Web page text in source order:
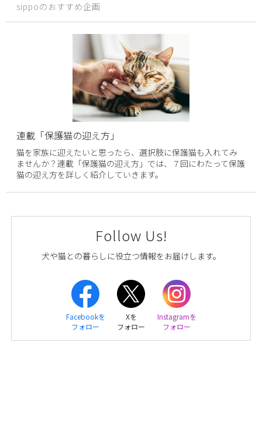
sippoのおすすめ企画
連載「保護猫の迎え方」
猫を家族に迎えたいと思ったら、選択肢に保護猫も入れてみ
ませんか？連載「保護猫の迎え方」では、７回にわたって保護
猫の迎え方を詳しく紹介していきます。
Follow Us!
犬や猫との暮らしに役立つ情報をお届けします。
Facebookを
フォロー
Xを
フォロー
Instagramを
フォロー